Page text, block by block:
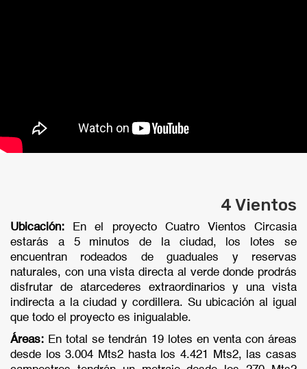
4 Vientos
Ubicación:
En el proyecto Cuatro Vientos Circasia
estarás a 5 minutos de la ciudad, los lotes se
encuentran rodeados de guaduales y reservas
naturales, con una vista directa al verde donde prodrás
disfrutar de atarcederes extraordinarios y una vista
indirecta a la ciudad y cordillera. Su ubicación al igual
que todo el proyecto es inigualable.
Áreas: En total se tendrán 19 lotes en venta con áreas
desde los 3.004 Mts2 hasta los 4.421 Mts2, las casas